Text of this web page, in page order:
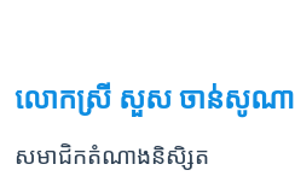
លោកស្រី សួស ចាន់សូណា
សមាជិកតំណាងនិសិ្សត